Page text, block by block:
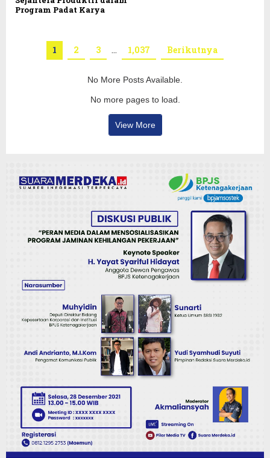
Program Padat Karya
1 2 3 … 1,037 Berikutnya
No More Posts Available.
No more pages to load.
View More